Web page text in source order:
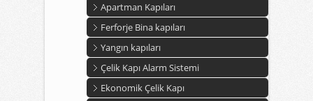
Apartman Kapıları
Ferforje Bina kapıları
Yangın kapıları
Çelik Kapı Alarm Sistemi
Ekonomik Çelik Kapı